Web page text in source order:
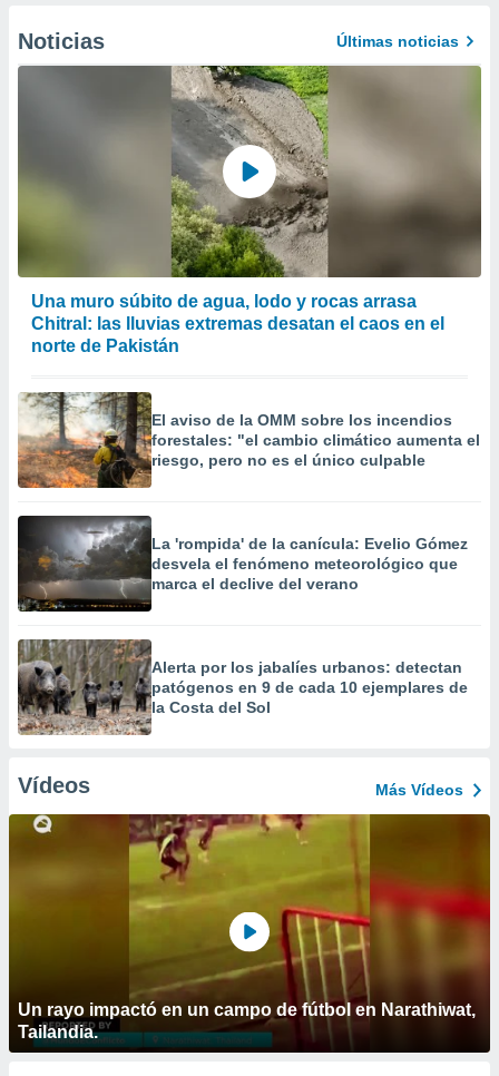
Noticias Últimas noticias
Una muro súbito de agua, lodo y rocas arrasa
Chitral: las lluvias extremas desatan el caos en el
norte de Pakistán
El aviso de la OMM sobre los incendios
forestales: "el cambio climático aumenta el
riesgo, pero no es el único culpable
La 'rompida' de la canícula: Evelio Gómez
desvela el fenómeno meteorológico que
marca el declive del verano
Alerta por los jabalíes urbanos: detectan
patógenos en 9 de cada 10 ejemplares de
la Costa del Sol
Vídeos Más Vídeos
Un rayo impactó en un campo de fútbol en Narathiwat,
Tailandia.